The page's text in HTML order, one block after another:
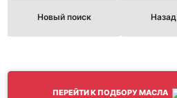
Новый поиск Назад
ПЕРЕЙТИ К ПОДБОРУ МАСЛА